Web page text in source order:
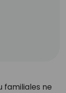
familiales ne